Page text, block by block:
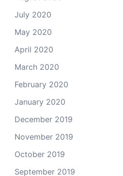
July 2020
May 2020
April 2020
March 2020
February 2020
January 2020
December 2019
November 2019
October 2019
September 2019